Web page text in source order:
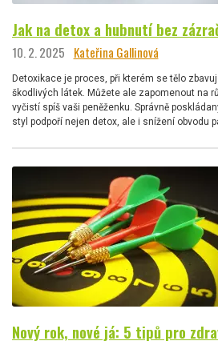
Jak na detox a hubnutí bez
10. 2. 2025 Kateřina Gallinová
Detoxikace je proces, při kterém se tělo
škodlivých látek. Můžete ale zapomenout na
vyčistí spíš vaši peněženku. Správně
styl podpoří nejen detox, ale i snížení obvodu
Nový rok, nové já: 5 tipů pro